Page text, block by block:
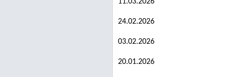
24.02.2026
03.02.2026
20.01.2026